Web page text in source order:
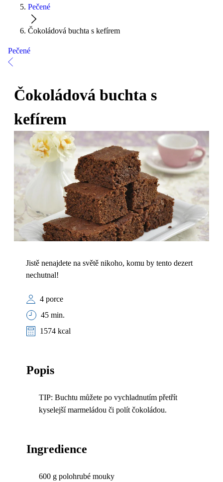
Pečené
Čokoládová buchta s kefírem
Pečené
Čokoládová buchta s
kefírem
Jistě nenajdete na světě nikoho, komu by tento dezert
nechutnal!
4 porce
45 min.
1574 kcal
Popis
TIP: Buchtu můžete po vychladnutím přetřít
kyselejší marmeládou či polít čokoládou.
Ingredience
600 g polohrubé mouky